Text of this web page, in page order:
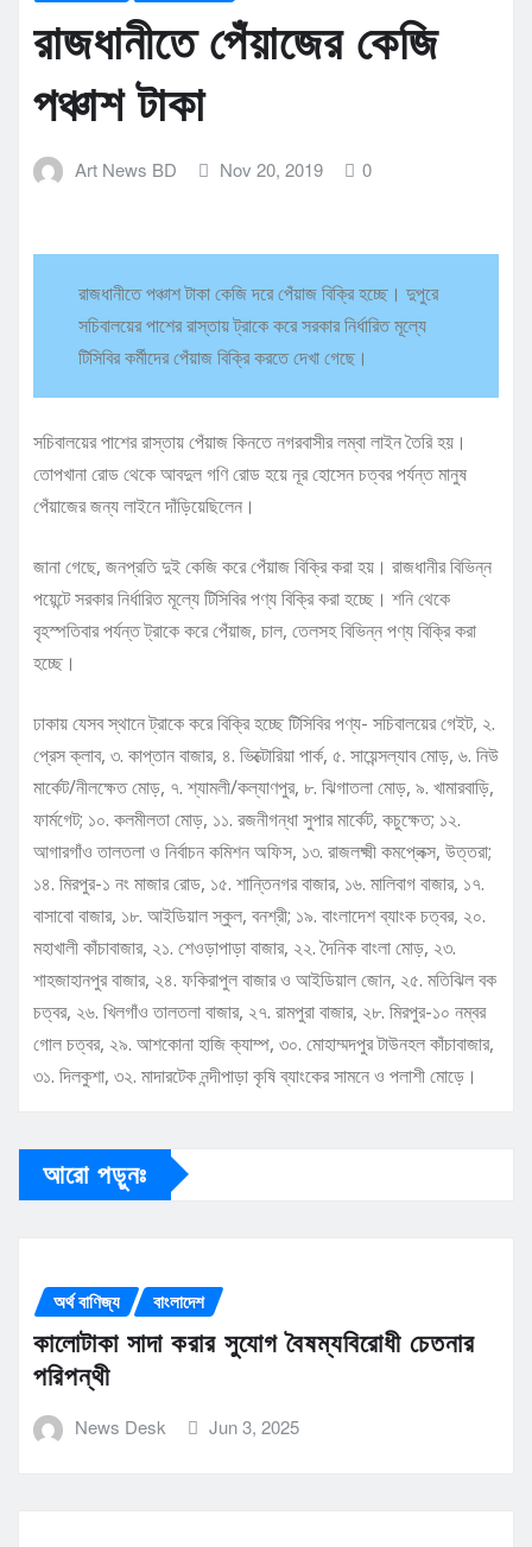
রাজধানীতে পেঁয়াজের কেজি
পঞ্চাশ টাকা
Art News BD Nov 20, 2019 0
রাজধানীতে পঞ্চাশ টাকা কেজি দরে পেঁয়াজ বিক্রি হচ্ছে। দুপুরে
সচিবালয়ের পাশের রাস্তায় ট্রাকে করে সরকার নির্ধারিত মূল্যে
টিসিবির কর্মীদের পেঁয়াজ বিক্রি করতে দেখা গেছে।
সচিবালয়ের পাশের রাস্তায় পেঁয়াজ কিনতে নগরবাসীর লম্বা লাইন তৈরি হয়।
তোপখানা রোড থেকে আবদুল গণি রোড হয়ে নূর হোসেন চত্বর পর্যন্ত মানুষ
পেঁয়াজের জন্য লাইনে দাঁড়িয়েছিলেন।
জানা গেছে, জনপ্রতি দুই কেজি করে পেঁয়াজ বিক্রি করা হয়। রাজধানীর বিভিন্ন
পয়েন্টে সরকার নির্ধারিত মূল্যে টিসিবির পণ্য বিক্রি করা হচ্ছে। শনি থেকে
বৃহস্পতিবার পর্যন্ত ট্রাকে করে পেঁয়াজ, চাল, তেলসহ বিভিন্ন পণ্য বিক্রি করা
হচ্ছে।
ঢাকায় যেসব স্থানে ট্রাকে করে বিক্রি হচ্ছে টিসিবির পণ্য- সচিবালয়ের গেইট, ২.
প্রেস ক্লাব, ৩. কাপ্তান বাজার, ৪. ভিক্টোরিয়া পার্ক, ৫. সায়েন্সল্যাব মোড়, ৬. নিউ
মার্কেট/নীলক্ষেত মোড়, ৭. শ্যামলী/কল্যাণপুর, ৮. ঝিগাতলা মোড়, ৯. খামারবাড়ি,
ফার্মগেট; ১০. কলমীলতা মোড়, ১১. রজনীগন্ধা সুপার মার্কেট, কচুক্ষেত; ১২.
আগারগাঁও তালতলা ও নির্বাচন কমিশন অফিস, ১৩. রাজলক্ষ্মী কমপ্লেক্স, উত্তরা;
১৪. মিরপুর-১ নং মাজার রোড, ১৫. শান্তিনগর বাজার, ১৬. মালিবাগ বাজার, ১৭.
বাসাবো বাজার, ১৮. আইডিয়াল স্কুল, বনশ্রী; ১৯. বাংলাদেশ ব্যাংক চত্বর, ২০.
মহাখালী কাঁচাবাজার, ২১. শেওড়াপাড়া বাজার, ২২. দৈনিক বাংলা মোড়, ২৩.
শাহজাহানপুর বাজার, ২৪. ফকিরাপুল বাজার ও আইডিয়াল জোন, ২৫. মতিঝিল বক
চত্বর, ২৬. খিলগাঁও তালতলা বাজার, ২৭. রামপুরা বাজার, ২৮. মিরপুর-১০ নম্বর
গোল চত্বর, ২৯. আশকোনা হাজি ক্যাম্প, ৩০. মোহাম্মদপুর টাউনহল কাঁচাবাজার,
৩১. দিলকুশা, ৩২. মাদারটেক নন্দীপাড়া কৃষি ব্যাংকের সামনে ও পলাশী মোড়ে।
আরো পড়ুনঃ
অর্থ বাণিজ্য বাংলাদেশ
কালোটাকা সাদা করার সুযোগ বৈষম্যবিরোধী চেতনার
পরিপন্থী
News Desk Jun 3, 2025